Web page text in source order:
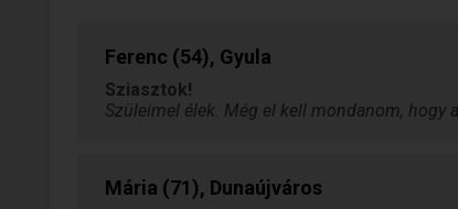
Ferenc (54), Gyula
Sziasztok!
Szüleimel élek. Még el kell mondanom, hogy
Mária (71), Dunaújváros